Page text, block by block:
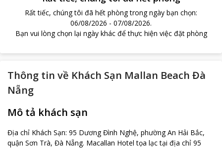
Rất tiếc, chúng tôi đã hết phòng trong ngày bạn chọn:
06/08/2026 - 07/08/2026.
Bạn vui lòng chọn lại ngày khác để thực hiện việc đặt phòng
Thông tin về Khách Sạn Mallan Beach Đà
Nẵng
Mô tả khách sạn
Địa chỉ Khách Sạn: 95 Dương Đình Nghệ, phường An Hải Bắc,
quận Sơn Trà, Đà Nẵng. Macallan Hotel tọa lạc tại địa chỉ 95